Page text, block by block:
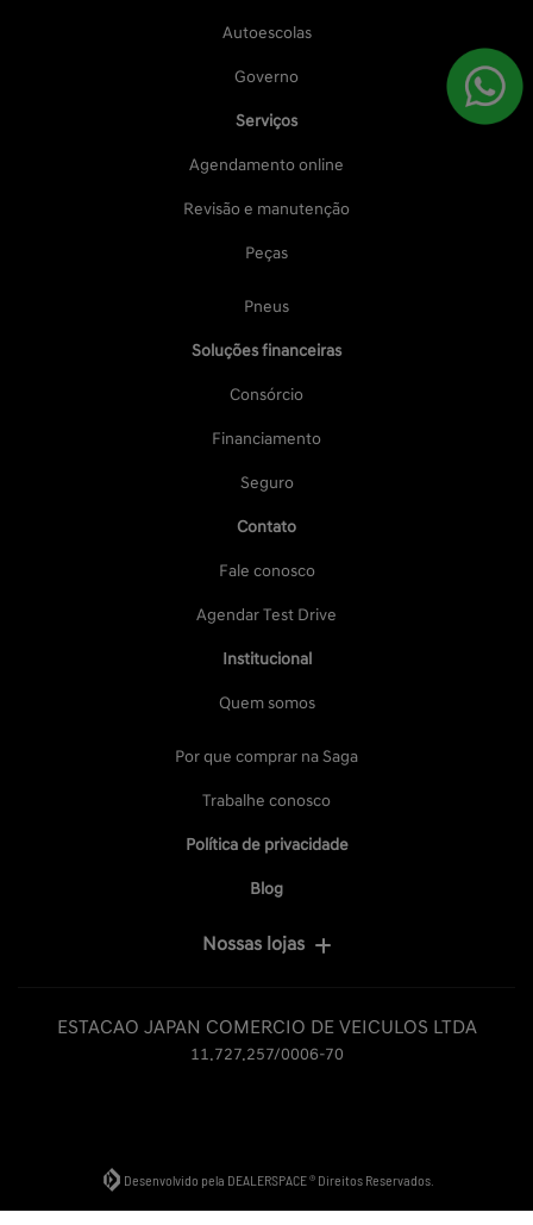
Autoescolas
Governo
Serviços
Agendamento online
Revisão e manutenção
Peças
Pneus
Soluções financeiras
Consórcio
Financiamento
Seguro
Contato
Fale conosco
Agendar Test Drive
Institucional
Quem somos
Por que comprar na Saga
Trabalhe conosco
Política de privacidade
Blog
Nossas lojas
ESTACAO JAPAN COMERCIO DE VEICULOS LTDA
11.727.257/0006-70
Desenvolvido pela DEALERSPACE ® Direitos Reservados.